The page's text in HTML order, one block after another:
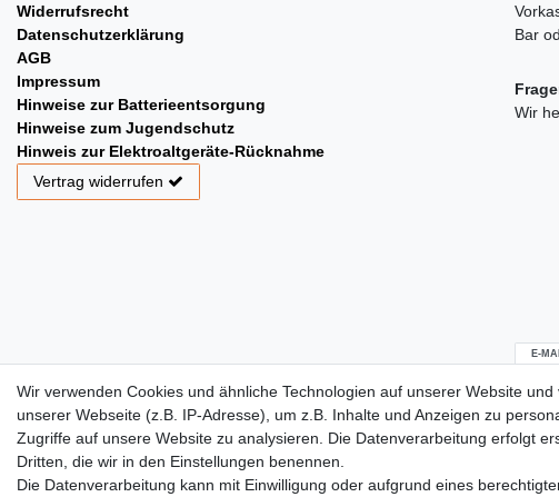
Widerrufsrecht
Datenschutzerklärung
AGB
Impressum
Hinweise zur Batterieentsorgung
Hinweise zum Jugendschutz
Hinweis zur Elektroaltgeräte-Rücknahme
Vertrag widerrufen
Bar
Wir
E-
Wir verwenden Cookies und ähnliche Technologien auf unserer Website
unserer Webseite (z.B. IP-Adresse), um z.B. Inhalte und Anzeigen zu
Zugriffe auf unsere Website zu analysieren. Die Datenverarbeitung erfolgt
Dritten, die wir in den Einstellungen benennen.
Die Datenverarbeitung kann mit Einwilligung oder aufgrund eines